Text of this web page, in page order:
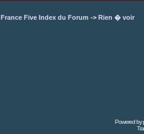
France Five Index du Forum -> Rien � voir
Powered by